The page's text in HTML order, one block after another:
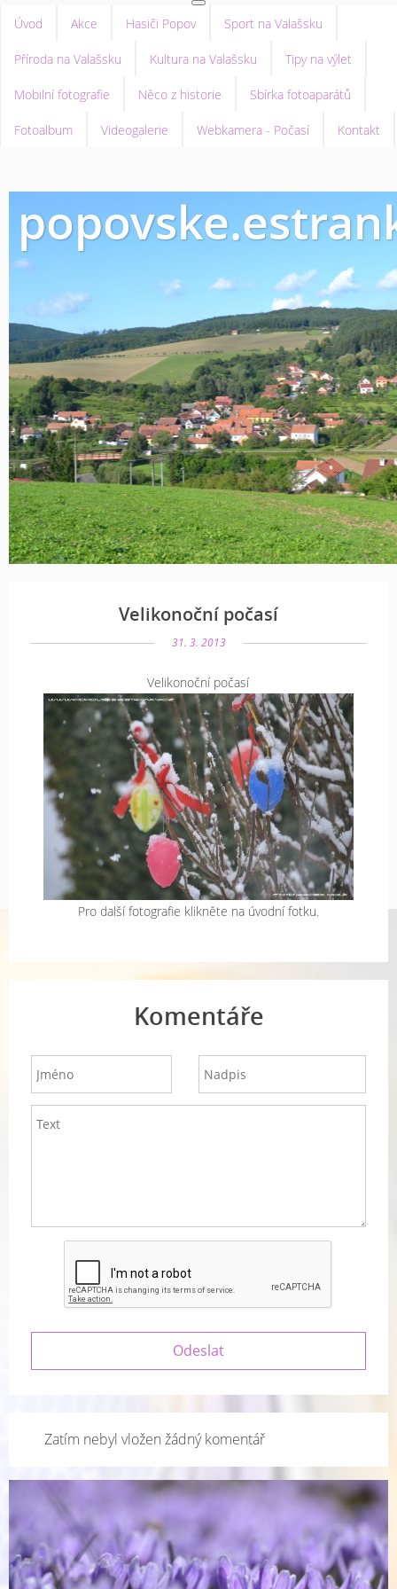
Úvod Akce Hasiči Popov Sport na Valašsku
Příroda na Valašsku Kultura na Valašsku Tipy na výlet
Mobilní fotografie Něco z historie Sbírka fotoaparátů
Fotoalbum Videogalerie Webkamera - Počasí Kontakt
Velikonoční počasí
31. 3. 2013
Velikonoční počasí
Pro další fotografie klikněte na úvodní fotku.
Komentáře
Zatím nebyl vložen žádný komentář